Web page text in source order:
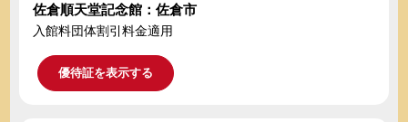
佐倉順天堂記念館：佐倉市
入館料団体割引料金適用
優待証を表示する